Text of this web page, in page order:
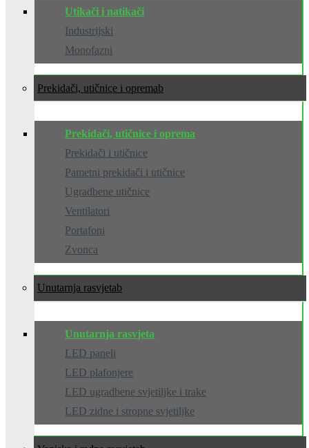
Utikači i natikači
Industrijski
Monofazni
Prekidači, utičnice i oprema
Prekidači, utičnice i oprema
Prekidači i utičnice
Pametni prekidači i utičnice
Ugradbene utičnice
Ventilatori
Portafoni
Zvonca
Unutarnja rasvjeta
Unutarnja rasvjeta
LED paneli
LED plafonjere
LED ugradbene svjetiljke i trake
LED zidne i stropne svjetiljke